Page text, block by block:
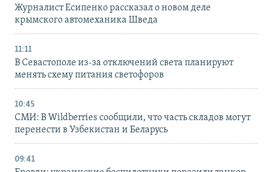
Журналист Есипенко рассказал о новом деле
крымского автомеханика Шведа
11:11
В Севастополе из-за отключений света планируют
менять схему питания светофоров
10:45
СМИ: В Wildberries сообщили, что часть складов могут
перенести в Узбекистан и Беларусь
09:41